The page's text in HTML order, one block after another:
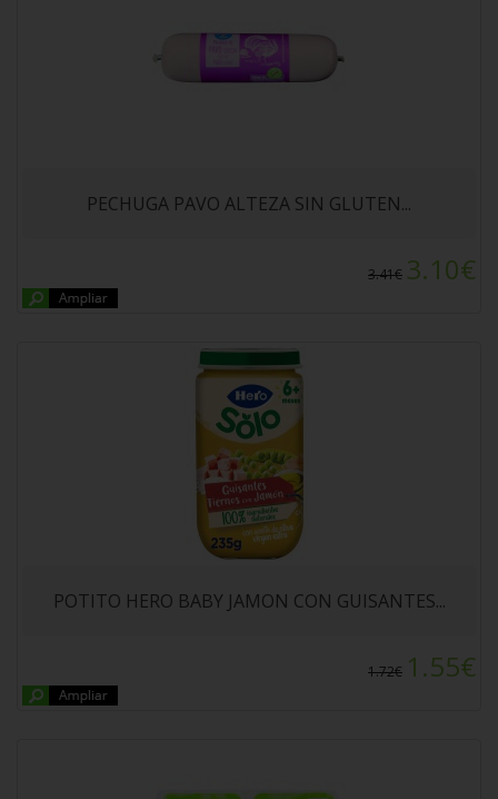
PECHUGA PAVO ALTEZA SIN GLUTEN...
3.41€ 3.10€
POTITO HERO BABY JAMON CON GUISANTES...
1.72€ 1.55€
CINTAS BACON ALTEZA 2x100gr